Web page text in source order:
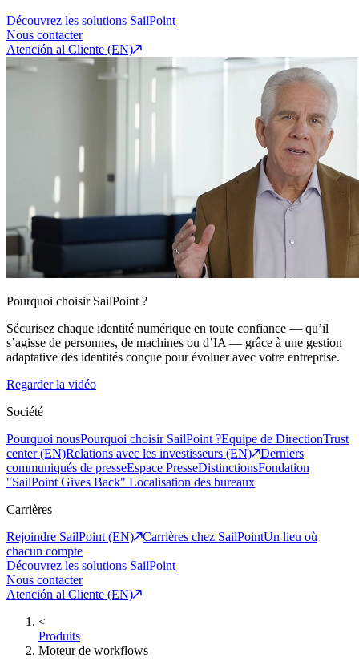
Découvrez les solutions SailPoint
Nous contacter
Atención al Cliente (EN)
Pourquoi choisir SailPoint ?
Sécurisez chaque identité numérique en toute confiance — qu’il
s’agisse de personnes, de machines ou d’IA — grâce à une gestion
adaptative des identités conçue pour évoluer avec votre entreprise.
Regarder la vidéo
Société
Pourquoi nousPourquoi choisir SailPoint ?Equipe de DirectionTrust
center (EN)Relations avec les investisseurs (EN)
Derniers
communiqués de presseEspace PresseDistinctionsFondation
"SailPoint Gives Back" Localisation des bureaux
Carrières
Rejoindre SailPoint (EN)
Carrières chez SailPointUn lieu où
chacun compte
Découvrez les solutions SailPoint
Nous contacter
Atención al Cliente (EN)
<
Produits
Moteur de workflows